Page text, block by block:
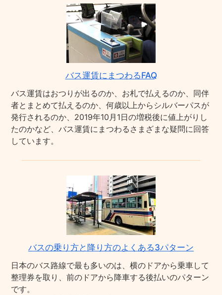
バス運賃にまつわるFAQ
バス運賃はおつりが出るのか、お札で払えるのか、同伴
者とまとめて払えるのか、何歳以上からシルバーパスが
発行されるのか、2019年10月1日の増税後に値上がりし
たのかなど、バス運賃にまつわるさまざまな疑問に回答
しています。
バスの乗り方と降り方のよくある3パターン
日本のバス路線で最も多いのは、横のドアから乗車して
整理券を取り、前のドアから降車する後払いのパターン
です。